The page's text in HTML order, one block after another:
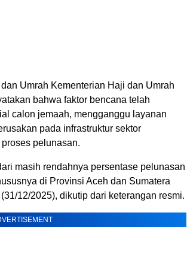
Umrah Kementerian Haji dan Umrah
bahwa faktor bencana telah
calon jemaah, mengganggu layanan
pada infrastruktur sektor
pelunasan.
masih rendahnya persentase pelunasan
di Provinsi Aceh dan Sumatera
12/2025), dikutip dari keterangan resmi.